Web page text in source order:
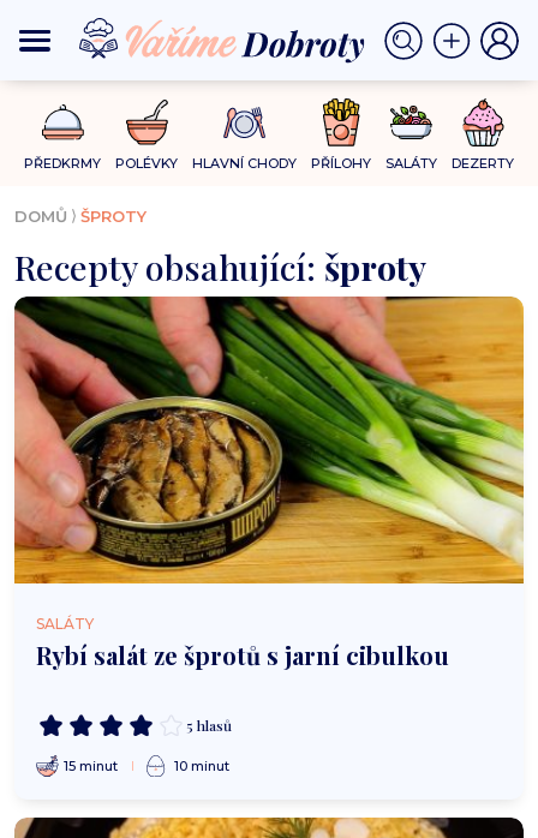
PŘEDKRMY POLÉVKY HLAVNÍ CHODY PŘÍLOHY SALÁTY DEZERTY
DOMŮ ⟩ ŠPROTY
Recepty obsahující: šproty
SALÁTY
Rybí salát ze šprotů s jarní cibulkou
5 hlasů
15 minut 10 minut